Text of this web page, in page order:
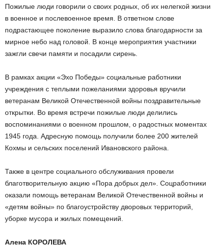
Пожилые люди говорили о своих родных, об их нелегкой жизни
в военное и послевоенное время. В ответном слове
подрастающее поколение выразило слова благодарности за
мирное небо над головой. В конце мероприятия участники
зажгли свечи памяти и посадили сирень.
В рамках акции «Эхо Победы» социальные работники
учреждения с теплыми пожеланиями здоровья вручили
ветеранам Великой Отечественной войны поздравительные
открытки. Во время встречи пожилые люди делились
воспоминаниями о военном прошлом, о радостных моментах
1945 года. Адресную помощь получили более 200 жителей
Кохмы и сельских поселений Ивановского района.
Также в центре социального обслуживания провели
благотворительную акцию «Пора добрых дел». Соцработники
оказали помощь ветеранам Великой Отечественной войны и
«детям войны» по благоустройству дворовых территорий,
уборке мусора и жилых помещений.
Алена КОРОЛЕВА